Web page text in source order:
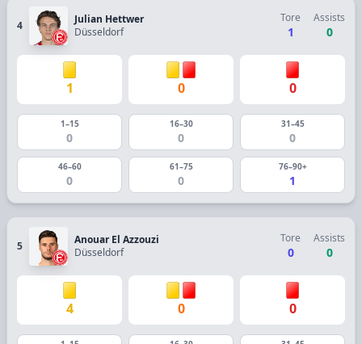
4
Julian Hettwer
Düsseldorf
Tore
1
Assists
0
1 0 0
1–15
0
16–30
0
31–45
0
46–60
0
61–75
0
76–90+
1
5
Anouar El Azzouzi
Düsseldorf
Tore
0
Assists
0
4 0 0